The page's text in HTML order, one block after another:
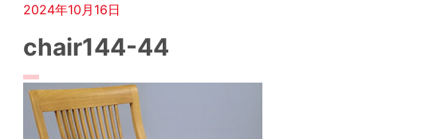
2024年10月16日
chair144-44